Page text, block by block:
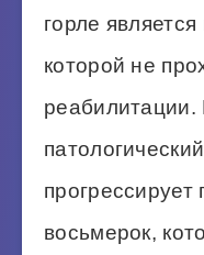
горле
которой не
реабилитации.
прогрессирует
восьмерок,